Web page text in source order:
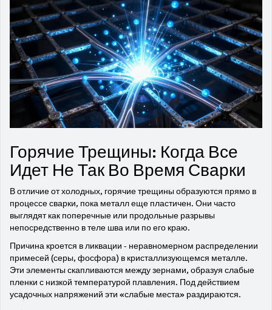
Горячие Трещины: Когда Все
Идет Не Так Во Время Сварки
В отличие от холодных, горячие трещины образуются прямо в
процессе сварки, пока металл еще пластичен. Они часто
выглядят как поперечные или продольные разрывы
непосредственно в теле шва или по его краю.
Причина кроется в ликвации - неравномерном распределении
примесей (серы, фосфора) в кристаллизующемся металле.
Эти элементы скапливаются между зернами, образуя слабые
пленки с низкой температурой плавления. Под действием
усадочных напряжений эти «слабые места» раздираются.